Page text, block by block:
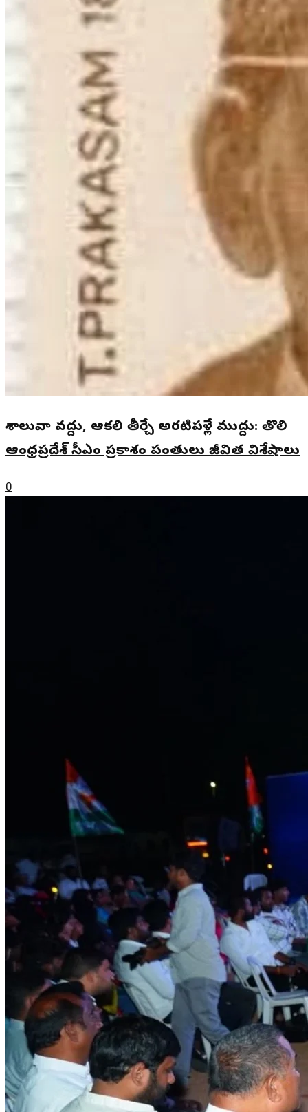
శాలువా వద్దు, ఆకలి తీర్చే అరటిపళ్లే ముద్దు: తొలి
ఆంధ్రప్రదేశ్ సీఎం ప్రకాశం పంతులు జీవిత విశేషాలు
0